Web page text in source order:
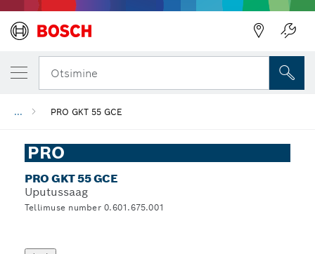
Otsimine
... PRO GKT 55 GCE
PRO
PRO GKT 55 GCE
Uputussaag
Tellimuse number 0.601.675.001